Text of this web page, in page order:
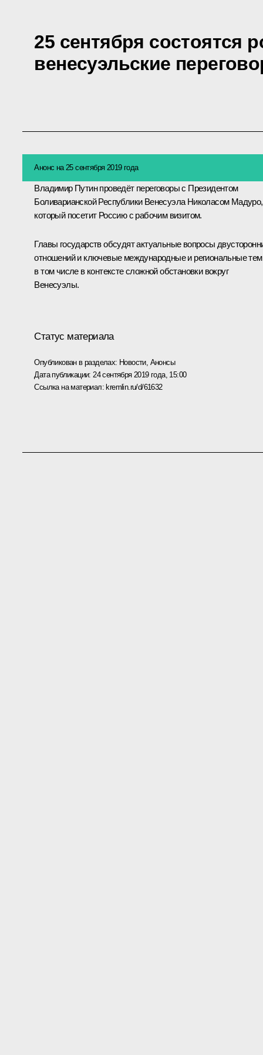
25 сентября состоятся
венесуэльские
Анонс на 25 сентября 2019 года
Владимир Путин проведёт переговоры с Президентом
Боливарианской Республики Венесуэла Николасом Мадуро,
который посетит Россию с рабочим визитом.
Главы государств обсудят актуальные вопросы
отношений и ключевые международные и региональные
в том числе в контексте сложной обстановки вокруг
Венесуэлы.
Статус материала
Опубликован в разделах: Новости, Анонсы
Дата публикации: 24 сентября 2019 года, 15:00
Ссылка на материал:kremlin.ru/d/61632